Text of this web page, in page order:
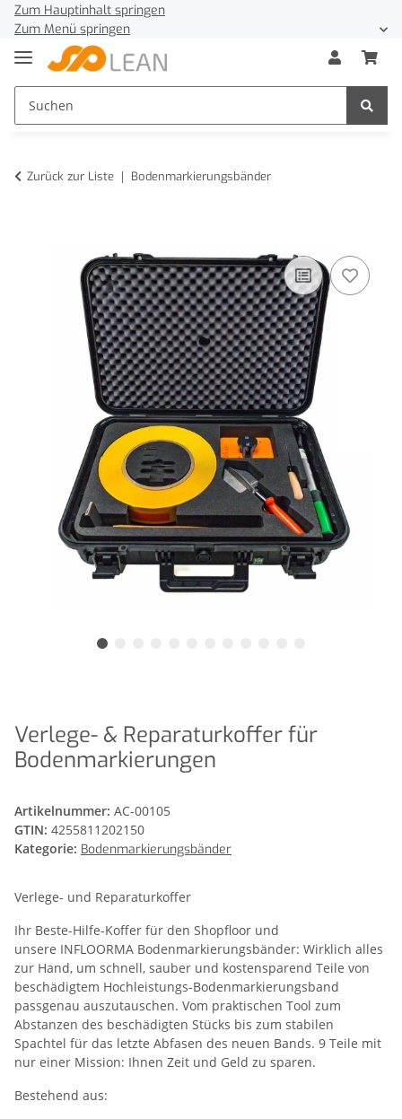
Zum Hauptinhalt springen
Zum Menü springen
Zurück zur Liste Bodenmarkierungsbänder
Verlege- & Reparaturkoffer für
Bodenmarkierungen
Artikelnummer: AC-00105
GTIN: 4255811202150
Kategorie: Bodenmarkierungsbänder
Verlege- und Reparaturkoffer
Ihr Beste-Hilfe-Koffer für den Shopfloor und
unsere INFLOORMA Bodenmarkierungsbänder: Wirklich alles
zur Hand, um schnell, sauber und kostensparend Teile von
beschädigtem Hochleistungs-Bodenmarkierungsband
passgenau auszutauschen. Vom praktischen Tool zum
Abstanzen des beschädigten Stücks bis zum stabilen
Spachtel für das letzte Abfasen des neuen Bands. 9 Teile mit
nur einer Mission: Ihnen Zeit und Geld zu sparen.
Bestehend aus: